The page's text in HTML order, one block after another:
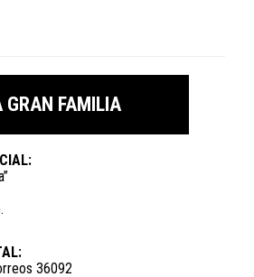
GRAN FAMILIA
36092